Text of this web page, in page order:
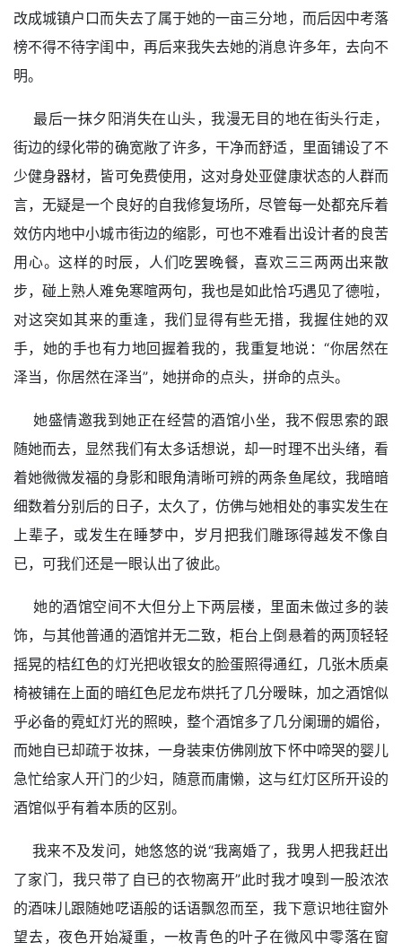
改成城镇户口而失去了属于她的一亩三分地，而后因中考落
榜不得不待字闺中，再后来我失去她的消息许多年，去向不
明。
最后一抹夕阳消失在山头，我漫无目的地在街头行走，
街边的绿化带的确宽敞了许多，干净而舒适，里面铺设了不
少健身器材，皆可免费使用，这对身处亚健康状态的人群而
言，无疑是一个良好的自我修复场所，尽管每一处都充斥着
效仿内地中小城市街边的缩影，可也不难看出设计者的良苦
用心。这样的时辰，人们吃罢晚餐，喜欢三三两两出来散
步，碰上熟人难免寒暄两句，我也是如此恰巧遇见了德啦，
对这突如其来的重逢，我们显得有些无措，我握住她的双
手，她的手也有力地回握着我的，我重复地说：“你居然在
泽当，你居然在泽当”，她拼命的点头，拼命的点头。
她盛情邀我到她正在经营的酒馆小坐，我不假思索的跟
随她而去，显然我们有太多话想说，却一时理不出头绪，看
着她微微发福的身影和眼角清晰可辨的两条鱼尾纹，我暗暗
细数着分别后的日子，太久了，仿佛与她相处的事实发生在
上辈子，或发生在睡梦中，岁月把我们雕琢得越发不像自
已，可我们还是一眼认出了彼此。
她的酒馆空间不大但分上下两层楼，里面未做过多的装
饰，与其他普通的酒馆并无二致，柜台上倒悬着的两顶轻轻
摇晃的桔红色的灯光把收银女的脸蛋照得通红，几张木质桌
椅被铺在上面的暗红色尼龙布烘托了几分暧昧，加之酒馆似
乎必备的霓虹灯光的照映，整个酒馆多了几分阑珊的媚俗，
而她自已却疏于妆抹，一身装束仿佛刚放下怀中啼哭的婴儿
急忙给家人开门的少妇，随意而庸懒，这与红灯区所开设的
酒馆似乎有着本质的区别。
我来不及发问，她悠悠的说“我离婚了，我男人把我赶出
了家门，我只带了自已的衣物离开”此时我才嗅到一股浓浓
的酒味儿跟随她呓语般的话语飘忽而至，我下意识地往窗外
望去，夜色开始凝重，一枚青色的叶子在微风中零落在窗